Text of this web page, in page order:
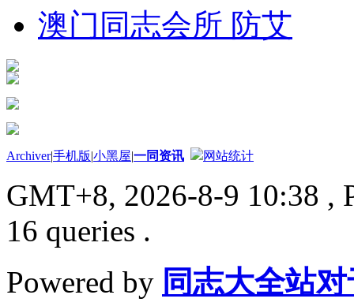
澳门同志会所 防艾
Archiver|手机版|小黑屋|一同资讯 网站统计
GMT+8, 2026-8-9 10:38 ,
16 queries .
Powered by 同志大全站